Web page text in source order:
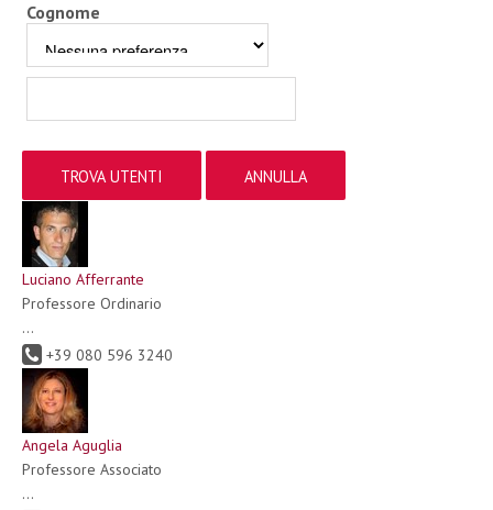
Cognome
Luciano Afferrante
Professore Ordinario
...
+39 080 596 3240
Angela Aguglia
Professore Associato
...